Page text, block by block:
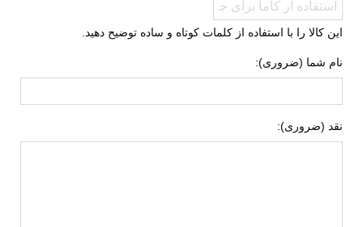
این کالا را با استفاده از کلمات کوتاه و ساده توضیح دهید.
نام شما (ضروری):
نقد (ضروری):